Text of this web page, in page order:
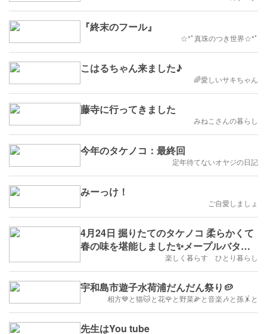
『終末のフール』
☆*ﾟ真珠のつき世界☆*ﾟ
こはるちゃん来ました♪
🌈愛しいサキちゃん
藤寺に行ってきました
みねこさんの暮らし
今年のタケノコ：最終回
定年待てないオヤジの日記
みーっけ！
ご自愛しましょ
4月24日 掘りたてのタケノコ 柔らかくて
春の味を堪能しました✨メープルバター
ホットケーキパイも美味しかったです♪
楽しく暮らす ひとり暮らし
宇和島市遊子水荷浦だんだん祭り🥔
相方💙と猫🐱と花🌹と野菜🌽と音楽🎶と孫🤸と
先生はYou tube